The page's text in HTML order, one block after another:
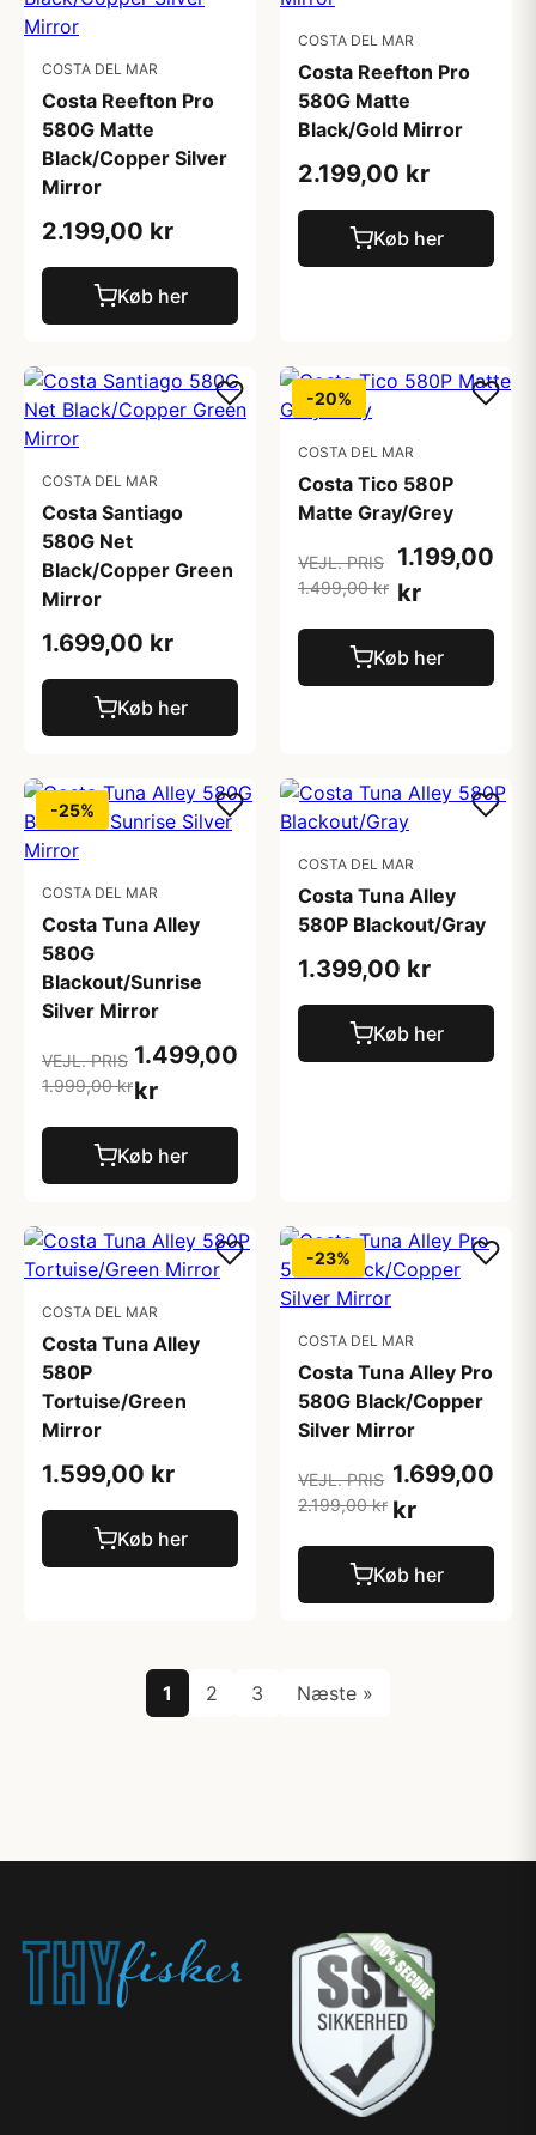
COSTA DEL MAR
Costa Reefton Pro
580G Matte
Black/Copper Silver
Mirror
2.199,00 kr
Køb her
COSTA DEL MAR
Costa Reefton Pro
580G Matte
Black/Gold Mirror
2.199,00 kr
Køb her
COSTA DEL MAR
Costa Santiago
580G Net
Black/Copper Green
Mirror
1.699,00 kr
Køb her
-20%
COSTA DEL MAR
Costa Tico 580P
Matte Gray/Grey
VEJL. PRIS
1.499,00 kr
1.199,00
kr
Køb her
-25%
COSTA DEL MAR
Costa Tuna Alley
580G
Blackout/Sunrise
Silver Mirror
VEJL. PRIS
1.999,00 kr
1.499,00
kr
Køb her
COSTA DEL MAR
Costa Tuna Alley
580P Blackout/Gray
1.399,00 kr
Køb her
COSTA DEL MAR
Costa Tuna Alley
580P
Tortuise/Green
Mirror
1.599,00 kr
Køb her
-23%
COSTA DEL MAR
Costa Tuna Alley Pro
580G Black/Copper
Silver Mirror
VEJL. PRIS
2.199,00 kr
1.699,00
kr
Køb her
1 2 3 Næste »